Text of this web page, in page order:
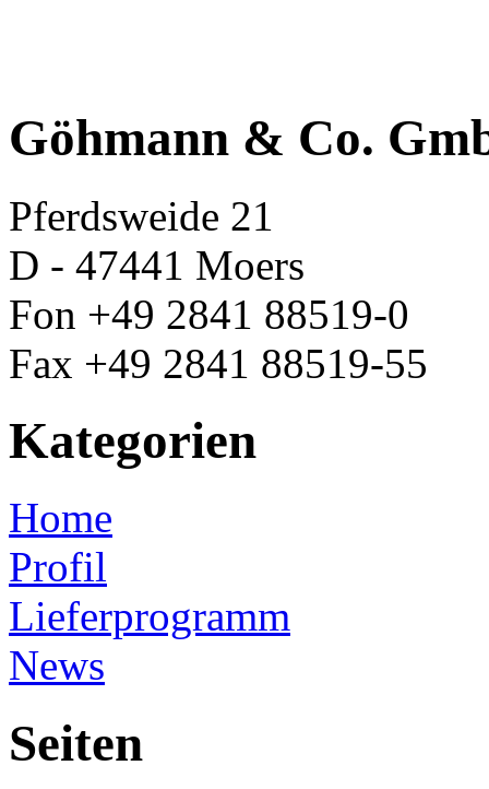
Göhmann & Co.
Pferdsweide 21
D - 47441 Moers
Fon +49 2841 88519-0
Fax +49 2841 88519-55
Kategorien
Home
Profil
Lieferprogramm
News
Seiten